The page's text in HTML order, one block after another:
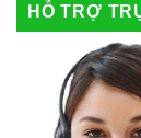
HỖ TRỢ